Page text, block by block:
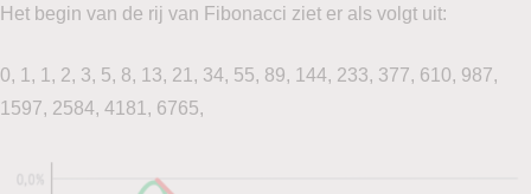
Het begin van de rij van Fibonacci ziet er als volgt uit:
0, 1, 1, 2, 3, 5, 8, 13, 21, 34, 55, 89, 144, 233, 377, 610, 987,
1597, 2584, 4181, 6765,